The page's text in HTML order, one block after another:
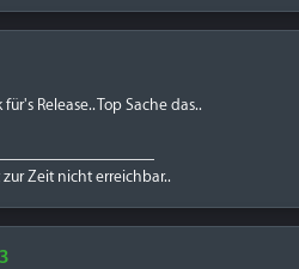
Release.. Top Sache das..
zur Zeit nicht erreichbar..